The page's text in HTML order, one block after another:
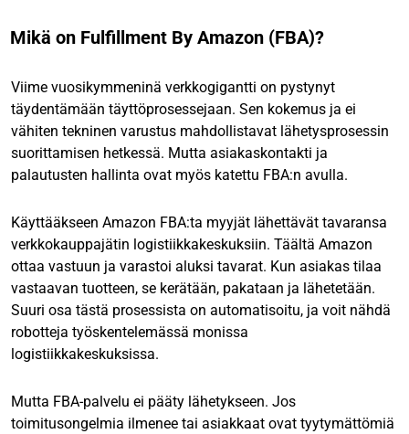
Mikä on Fulfillment By Amazon (FBA)?
Viime vuosikymmeninä verkkogigantti on pystynyt
täydentämään täyttöprosessejaan. Sen kokemus ja ei
vähiten tekninen varustus mahdollistavat lähetysprosessin
suorittamisen hetkessä. Mutta asiakaskontakti ja
palautusten hallinta ovat myös katettu FBA:n avulla.
Käyttääkseen Amazon FBA:ta myyjät lähettävät tavaransa
verkkokauppajätin logistiikkakeskuksiin. Täältä Amazon
ottaa vastuun ja varastoi aluksi tavarat. Kun asiakas tilaa
vastaavan tuotteen, se kerätään, pakataan ja lähetetään.
Suuri osa tästä prosessista on automatisoitu, ja voit nähdä
robotteja työskentelemässä monissa
logistiikkakeskuksissa.
Mutta FBA-palvelu ei pääty lähetykseen. Jos
toimitusongelmia ilmenee tai asiakkaat ovat tyytymättömiä